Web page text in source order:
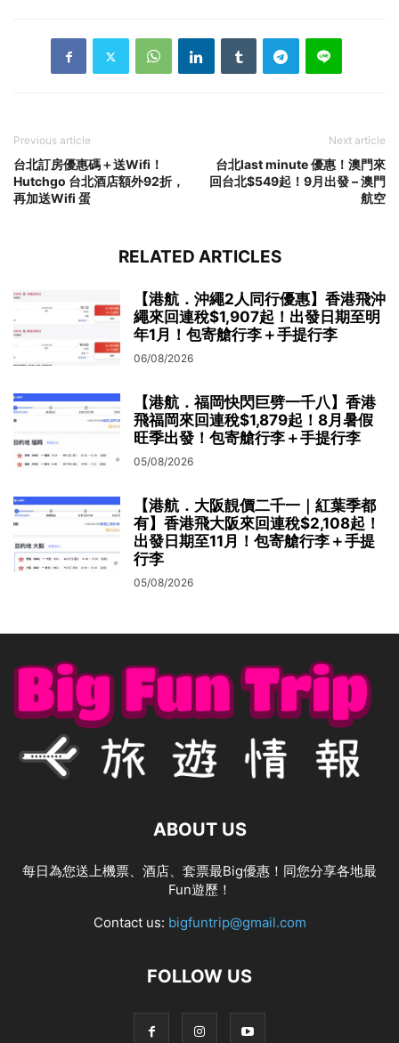
Previous article
台北訂房優惠碼＋送Wifi！
Hutchgo 台北酒店額外92折，
再加送Wifi 蛋
Next article
台北last minute 優惠！澳門來
回台北$549起！9月出發 – 澳門
航空
RELATED ARTICLES
【港航．沖繩2人同行優惠】香港飛沖
繩來回連稅$1,907起！出發日期至明
年1月！包寄艙行李＋手提行李
06/08/2026
【港航．福岡快閃巨劈一千八】香港
飛福岡來回連稅$1,879起！8月暑假
旺季出發！包寄艙行李＋手提行李
05/08/2026
【港航．大阪靚價二千一｜紅葉季都
有】香港飛大阪來回連稅$2,108起！
出發日期至11月！包寄艙行李＋手提
行李
05/08/2026
ABOUT US
每日為您送上機票、酒店、套票最Big優惠！同您分享各地最
Fun遊歷！
Contact us: bigfuntrip@gmail.com
FOLLOW US